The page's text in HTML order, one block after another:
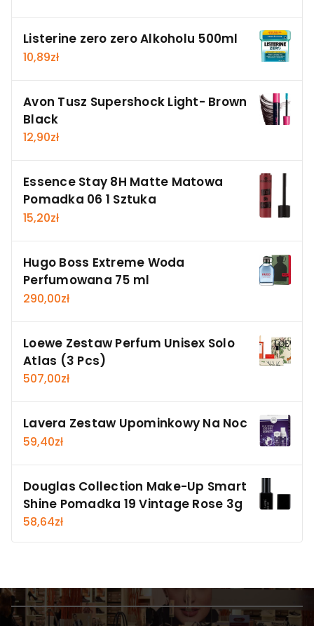
Listerine zero zero Alkoholu 500ml
10,89zł
Avon Tusz Supershock Light- Brown
Black
12,90zł
Essence Stay 8H Matte Matowa
Pomadka 06 1 Sztuka
15,20zł
Hugo Boss Extreme Woda
Perfumowana 75 ml
290,00zł
Loewe Zestaw Perfum Unisex Solo
Atlas (3 Pcs)
507,00zł
Lavera Zestaw Upominkowy Na Noc
59,40zł
Douglas Collection Make-Up Smart
Shine Pomadka 19 Vintage Rose 3g
58,64zł